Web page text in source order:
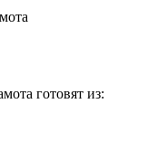
готовят из: